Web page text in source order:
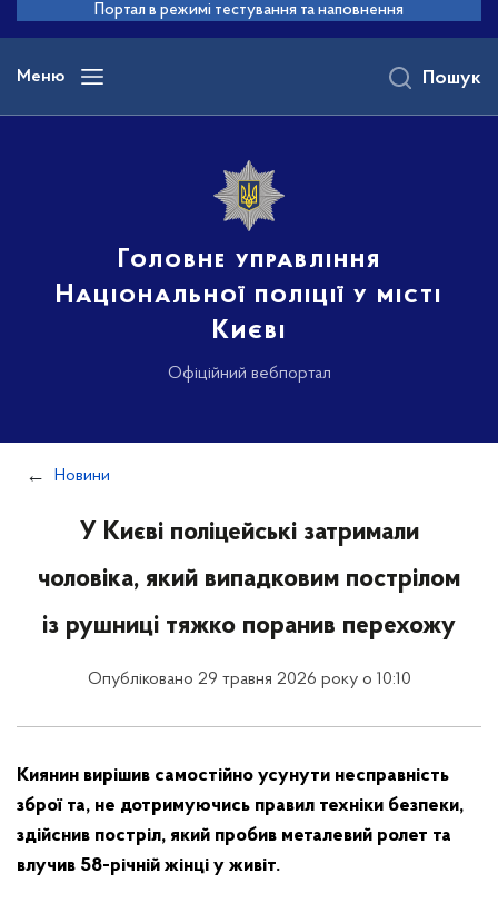
основного
вмісту
Портал в режимі тестування та наповнення
Меню
Головне управління
Національної поліції у місті
Києві
Офіційний вебпортал
Пошук
Новини
У Києві поліцейські затримали
чоловіка, який випадковим пострілом
із рушниці тяжко поранив перехожу
Опубліковано 29 травня 2026 року о 10:10
Киянин вирішив самостійно усунути несправність
зброї та, не дотримуючись правил техніки безпеки,
здійснив постріл, який пробив металевий ролет та
влучив 58-річній жінці у живіт.